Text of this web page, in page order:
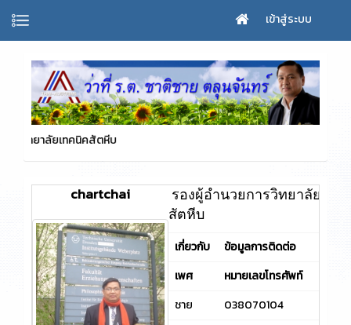
เข้าสู่ระบบ
chartchai
รองผู้อำนวยการวิทยาลัยเทค
สัตหีบ
เกี่ยวกับ
เพศ
ชาย
ข้อมูลการติดต่อ
หมายเลขโทรศัพท์
038070104